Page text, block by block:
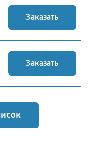
Заказать
Заказать